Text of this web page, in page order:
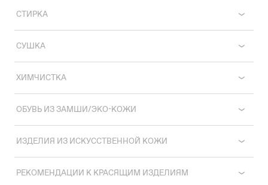
СТИРКА
СУШКА
ХИМЧИСТКА
ОБУВЬ ИЗ ЗАМШИ/ЭКО-КОЖИ
ИЗДЕЛИЯ ИЗ ИСКУССТВЕННОЙ КОЖИ
РЕКОМЕНДАЦИИ К КРАСЯЩИМ ИЗДЕЛИЯМ